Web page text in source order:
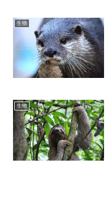
生物
生物